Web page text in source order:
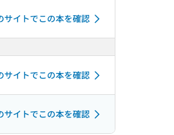
サイトでこの本を確認
サイトでこの本を確認
サイトでこの本を確認